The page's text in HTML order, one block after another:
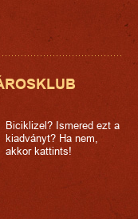
Biciklizel? Ismered ezt a
kiadványt? Ha nem,
akkor kattints!